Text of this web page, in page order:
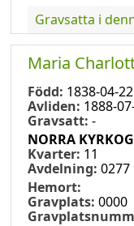
Gravsatta i
Maria
Född: 1838-04-22
Avliden: 1888-
Gravsatt: -
NORRA
Kvarter: 11
Avdelning: 0277
Hemort:
Gravplats: 0000